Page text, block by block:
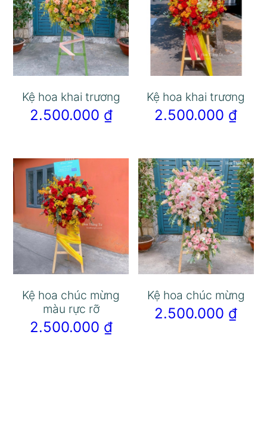
Kệ hoa khai trương
2.500.000 ₫
Kệ hoa khai trương
2.500.000 ₫
Kệ hoa chúc mừng
màu rực rỡ
2.500.000 ₫
Kệ hoa chúc mừng
2.500.000 ₫